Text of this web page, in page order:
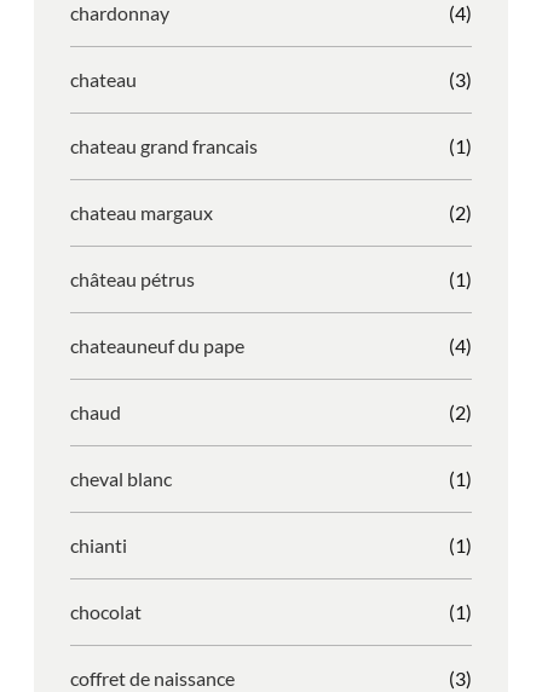
chardonnay (4)
chateau (3)
chateau grand francais (1)
chateau margaux (2)
château pétrus (1)
chateauneuf du pape (4)
chaud (2)
cheval blanc (1)
chianti (1)
chocolat (1)
coffret de naissance (3)